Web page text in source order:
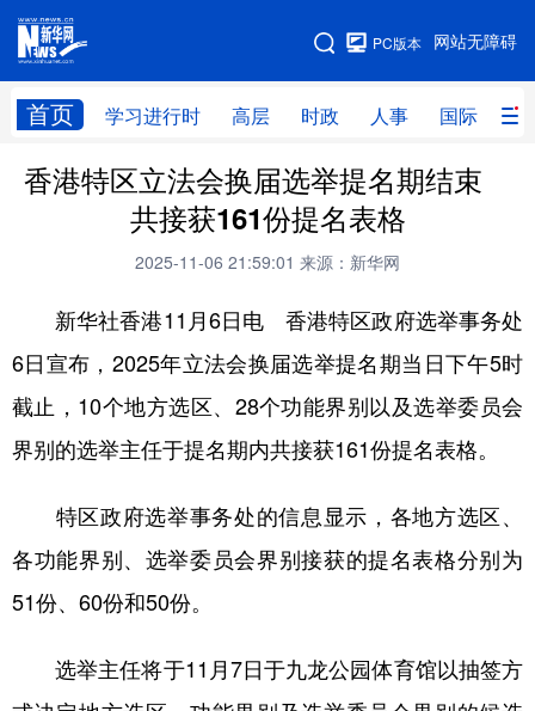
网站无障碍
PC版本
首页 学习进行时 高层 时政 人事 国际 财
网站地图
学习进行时 高层 时政 人事
财经 网评
科技 科创 量子 体育
文化 健康 军事
食品 人居 信息化 数字经济
彩票 娱乐 时尚 悦读
香港特区立法会换届选举提名期结束
共接获161份提名表格
2025-11-06 21:59:01 来源：新华网
新华社香港11月6日电 香港特区政府选举事务处
6日宣布，2025年立法会换届选举提名期当日下午5时
截止，10个地方选区、28个功能界别以及选举委员会
界别的选举主任于提名期内共接获161份提名表格。
特区政府选举事务处的信息显示，各地方选区、
各功能界别、选举委员会界别接获的提名表格分别为
51份、60份和50份。
选举主任将于11月7日于九龙公园体育馆以抽签方